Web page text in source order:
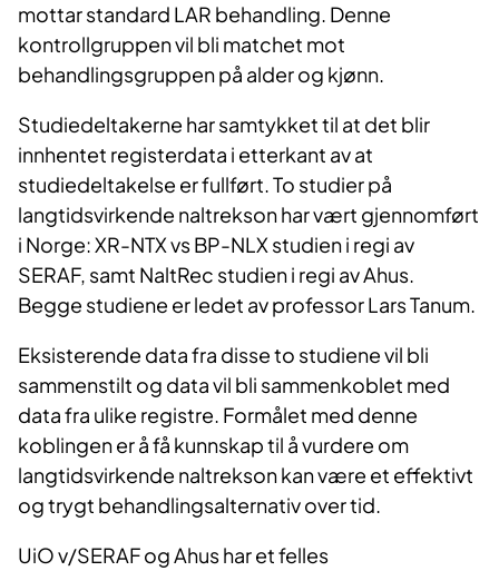
mottar standard LAR behandling. Denne
kontrollgruppen vil bli matchet mot
behandlingsgruppen på alder og kjønn.
Studiedeltakerne har samtykket til at det blir
innhentet registerdata i etterkant av at
studiedeltakelse er fullført. To studier på
langtidsvirkende naltrekson har vært gjennomført
i Norge: XR-NTX vs BP-NLX studien i regi av
SERAF, samt NaltRec studien i regi av Ahus.
Begge studiene er ledet av professor Lars Tanum.
Eksisterende data fra disse to studiene vil bli
sammenstilt og data vil bli sammenkoblet med
data fra ulike registre. Formålet med denne
koblingen er å få kunnskap til å vurdere om
langtidsvirkende naltrekson kan være et effektivt
og trygt behandlingsalternativ over tid.
UiO v/SERAF og Ahus har et felles